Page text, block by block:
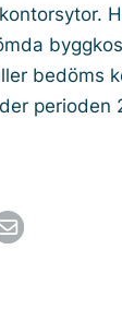
bedöms
perioden